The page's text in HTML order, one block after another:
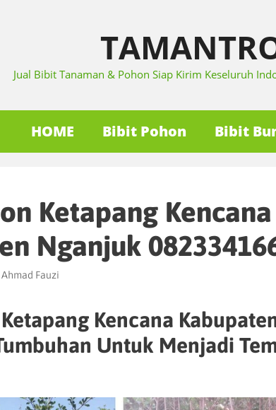
Jual Bibit Tanaman & Pohon Siap Kirim Keseluruh
HOME Bibit Pohon Bibit
Ketapang Kencana
Nganjuk
Ahmad Fauzi
Kencana
Untuk Menjadi